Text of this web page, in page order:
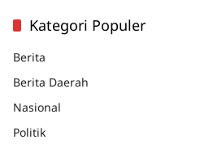
Kategori Populer
Berita
Berita Daerah
Nasional
Politik